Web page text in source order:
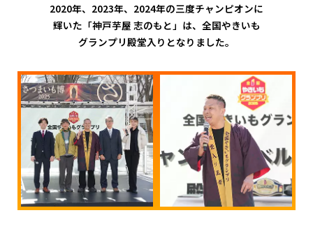
2020年、2023年、2024年の三度チャンピオンに
輝いた「神戸芋屋 志のもと」は、 全国やきいも
グランプリ殿堂入りとなりました。